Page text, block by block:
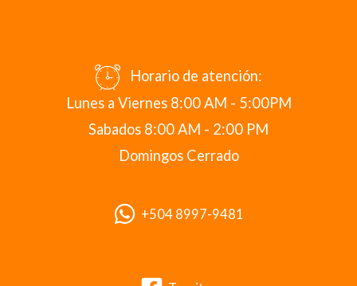
Horario de atención:
Lunes a Viernes 8:00 AM - 5:00PM
Sabados 8:00 AM - 2:00 PM
Domingos Cerrado
+504 8997-9481